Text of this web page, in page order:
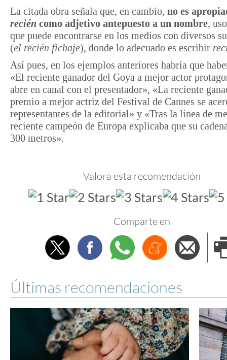
La citada obra señala que, en cambio, no es
recién como adjetivo antepuesto a un nombre,
que puede encontrarse en los medios con diversos
(el recién fichaje), donde lo adecuado es escribir
Así pues, en los ejemplos anteriores habría que
«El reciente ganador del Goya a mejor actor
abre en canal con el presentador», «La reciente
premio a mejor actriz del Festival de Cannes se
representantes de la editorial» y «Tras la línea de
reciente campeón de Europa explicaba que su
300 metros».
Valora esta recomendación
Comparte en
TwitterFacebookWhatsappMenéame
Últimas recomendaciones